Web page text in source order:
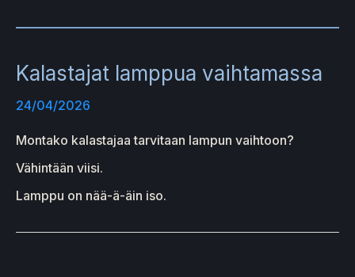
Kalastajat lamppua vaihtamassa
24/04/2026
Montako kalastajaa tarvitaan lampun vaihtoon?
Vähintään viisi.
Lamppu on nää-ä-äin iso.